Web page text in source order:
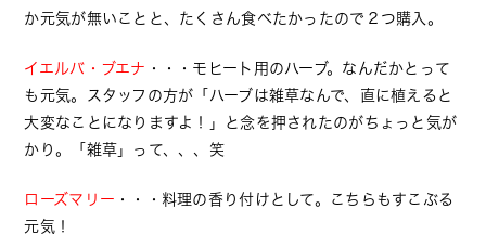
か元気が無いことと、たくさん食べたかったので２つ購入。
イエルバ・ブエナ ・・・モヒート用のハーブ。なんだかとって
も元気。スタッフの方が「ハーブは雑草なんで、直に植えると
大変なことになりますよ！」と念を押されたのがちょっと気が
かり。「雑草」って、、、笑
ローズマリー ・・・料理の香り付けとして。こちらもすこぶる
元気！